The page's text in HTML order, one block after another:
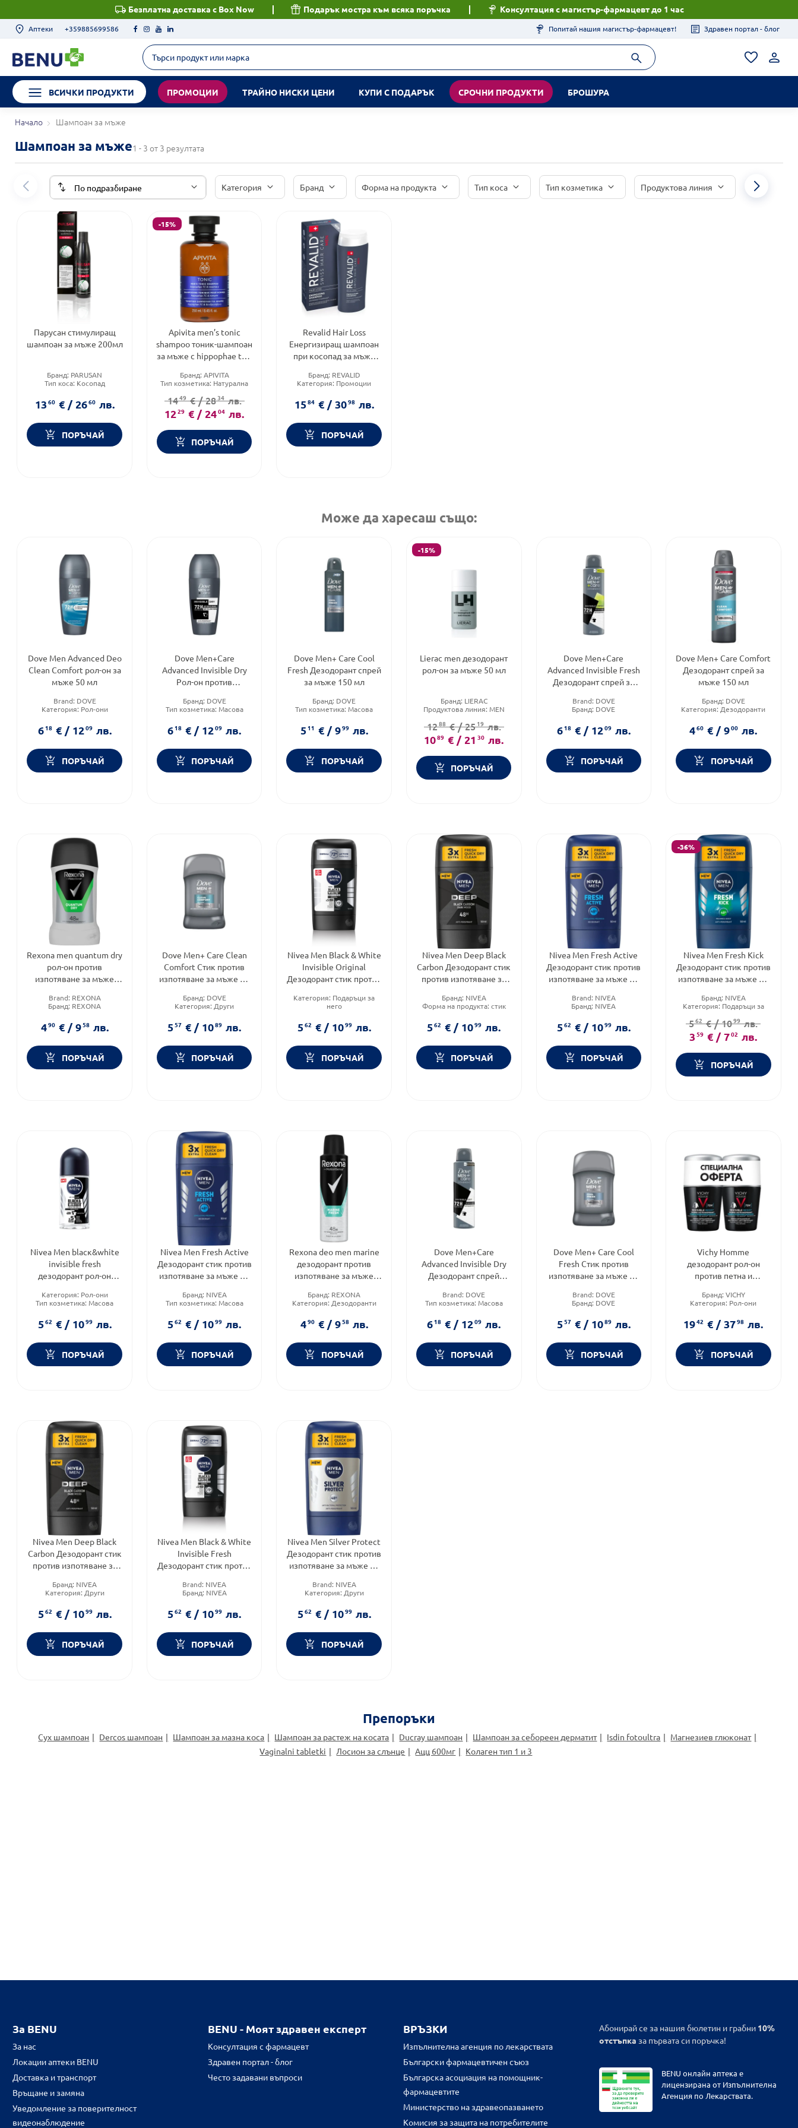
Безплатна доставка с Box Now Подарък мостра към всяка поръчка Консултация с магистър-фармацевт до 1 час
Аптеки +359885699586 Попитай нашия магистър-фармацевт! Здравен портал - блог
ВСИЧКИ ПРОДУКТИ ПРОМОЦИИ ТРАЙНО НИСКИ ЦЕНИ КУПИ С ПОДАРЪК СРОЧНИ ПРОДУКТИ БРОШУРА
Начало Шампоан за мъже
Шампоан за мъже1 - 3 от 3 резултата
Категория Бранд Форма на продукта Тип коса Тип козметика Продуктова линия
Парусан стимулиращ
шампоан за мъже 200мл
Бранд: PARUSAN
Тип коса: Косопад
шампоан
1360 € / 2660 лв.
ПОРЪЧАЙ
-15%
Apivita men’s tonic
shampoo тоник-шампоан
за мъже с hippophae tc и
250ml
Бранд: APIVITA
Тип козметика: Натурална
Тип коса:Мазна коса
1449€ / 2834лв.
1229 € / 2404 лв.
ПОРЪЧАЙ
Revalid Hair Loss
Енергизиращ шампоан
при косопад за мъже
Бранд: REVALID
Категория: Промоции
1584 € / 3098 лв.
ПОРЪЧАЙ
Може да харесаш също:
Dove Men Advanced Deo
Clean Comfort рол-он за
мъже 50 мл
Brand: DOVE
Категория: Рол-они
618 € / 1209 лв.
ПОРЪЧАЙ
Dove Men+Care
Advanced Invisible Dry
Рол-он против
мл
Бранд: DOVE
Тип козметика: Масова
Форма на продукта:
618 € / 1209 лв.
ПОРЪЧАЙ
Dove Men+ Care Cool
Fresh Дезодорант спрей
за мъже 150 мл
Бранд: DOVE
Тип козметика: Масова
Форма на продукта:
511 € / 999 лв.
ПОРЪЧАЙ
-15%
Lierac men дезодорант
рол-он за мъже 50 мл
Бранд: LIERAC
Продуктова линия: MEN
1288€ / 2519лв.
1089 € / 2130 лв.
ПОРЪЧАЙ
Dove Men+Care
Advanced Invisible Fresh
Дезодорант спрей за
Brand: DOVE
Бранд: DOVE
618 € / 1209 лв.
ПОРЪЧАЙ
Dove Men+ Care Comfort
Дезодорант спрей за
мъже 150 мл
Бранд: DOVE
Категория: Дезодоранти
козметика
460 € / 900 лв.
ПОРЪЧАЙ
Rexona men quantum dry
рол-он против
изпотяване за мъже
Brand: REXONA
Бранд: REXONA
козметика
490 € / 958 лв.
ПОРЪЧАЙ
Dove Men+ Care Clean
Comfort Стик против
изпотяване за мъже 50
Бранд: DOVE
Категория: Други
557 € / 1089 лв.
ПОРЪЧАЙ
Nivea Men Black & White
Invisible Original
Дезодорант стик против
мл, Годен до: 31.7.2026 г.
Категория: Подаръци за
него
козметика
Форма на продукта:стик
562 € / 1099 лв.
ПОРЪЧАЙ
Nivea Men Deep Black
Carbon Дезодорант стик
против изпотяване за
31.7.2026 г.
Бранд: NIVEA
Форма на продукта: стик
562 € / 1099 лв.
ПОРЪЧАЙ
Nivea Men Fresh Active
Дезодорант стик против
изпотяване за мъже 50
Brand: NIVEA
Бранд: NIVEA
562 € / 1099 лв.
ПОРЪЧАЙ
-36%
Nivea Men Fresh Kick
Дезодорант стик против
изпотяване за мъже 50
г.
Бранд: NIVEA
Категория: Подаръци за
Brand:NIVEA
562 € / 1099 лв.
359 € / 702 лв.
ПОРЪЧАЙ
Nivea Men blacк&white
invisible fresh
дезодорант рол-он
мъже 50мл
Категория: Рол-они
Тип козметика: Масова
Форма на продукта:
562 € / 1099 лв.
ПОРЪЧАЙ
Nivea Men Fresh Active
Дезодорант стик против
изпотяване за мъже 50
Бранд: NIVEA
Тип козметика: Масова
Форма на продукта:
562 € / 1099 лв.
ПОРЪЧАЙ
Rexona deo men marine
дезодорант против
изпотяване за мъже
Бранд: REXONA
Категория: Дезодоранти
490 € / 958 лв.
ПОРЪЧАЙ
Dove Men+Care
Advanced Invisible Dry
Дезодорант спрей
мъже 150 мл
Brand: DOVE
Тип козметика: Масова
Форма на продукта:
618 € / 1209 лв.
ПОРЪЧАЙ
Dove Men+ Care Cool
Fresh Стик против
изпотяване за мъже 50
Brand: DOVE
Бранд: DOVE
557 € / 1089 лв.
ПОРЪЧАЙ
Vichy Homme
дезодорант рол-он
против петна и
за мъже 72ч 50мл x 2
Бранд: VICHY
Категория: Рол-они
комплект
1942 € / 3798 лв.
ПОРЪЧАЙ
Nivea Men Deep Black
Carbon Дезодорант стик
против изпотяване за
Бранд: NIVEA
Категория: Други
562 € / 1099 лв.
ПОРЪЧАЙ
Nivea Men Black & White
Invisible Fresh
Дезодорант стик против
мл
Brand: NIVEA
Бранд: NIVEA
562 € / 1099 лв.
ПОРЪЧАЙ
Nivea Men Silver Protect
Дезодорант стик против
изпотяване за мъже 50
Brand: NIVEA
Категория: Други
562 € / 1099 лв.
ПОРЪЧАЙ
Препоръки
Сух шампоан Dercos шампоан Шампоан за мазна коса Шампоан за растеж на косата Ducray шампоан Шампоан за себореен дерматит Isdin fotoultra
Магнезиев глюконат
Vaginalni tabletki
Лосион за слънце Ацц 600мг Колаген тип 1 и 3
За BENU
За нас
Локации аптеки BENU
Доставка и транспорт
Връщане и замяна
Уведомление за поверителност
видеонаблюдение
BENU - Моят здравен експерт
Консултация с фармацевт
Здравен портал - блог
Често задавани въпроси
ВРЪЗКИ
Изпълнителна агенция по лекарствата
Български фармацевтичен съюз
Българска асоциация на помощник-
фармацевтите
Министерство на здравеопазването
Комисия за защита на потребителите
Абонирай се за нашия бюлетин и грабни 10%
отстъпка за първата си поръчка!
BENU онлайн аптека е
лицензирана от Изпълнителна
Агенция по Лекарствата.